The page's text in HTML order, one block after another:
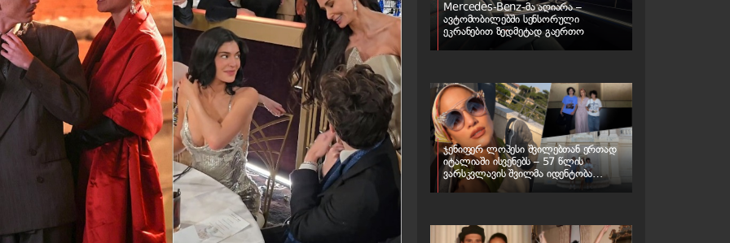
Mercedes-Benz-მა აღიარა –
ავტომობილებში სენსორული
ეკრანებით ზედმეტად გაერთო
ჯენიფერ ლოპესი შვილებთან ერთად
იტალიაში ისვენებს – 57 წლის
ვარსკვლავის შვილმა იდენტობა
შეიცვალა